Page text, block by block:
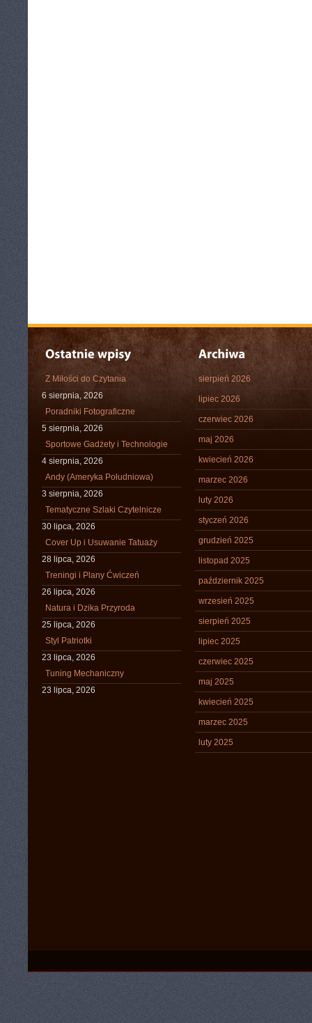
Z Miłości do Czytania
6 sierpnia, 2026
Poradniki Fotograficzne
5 sierpnia, 2026
Sportowe Gadżety i Technologie
4 sierpnia, 2026
Andy (Ameryka Południowa)
3 sierpnia, 2026
Tematyczne Szlaki Czytelnicze
30 lipca, 2026
Cover Up i Usuwanie Tatuaży
28 lipca, 2026
Treningi i Plany Ćwiczeń
26 lipca, 2026
Natura i Dzika Przyroda
25 lipca, 2026
Styl Patriotki
23 lipca, 2026
Tuning Mechaniczny
23 lipca, 2026
sierpień 2026
lipiec 2026
czerwiec 2026
maj 2026
kwiecień 2026
marzec 2026
luty 2026
styczeń 2026
grudzień 2025
listopad 2025
październik 2025
wrzesień 2025
sierpień 2025
lipiec 2025
czerwiec 2025
maj 2025
kwiecień 2025
marzec 2025
luty 2025